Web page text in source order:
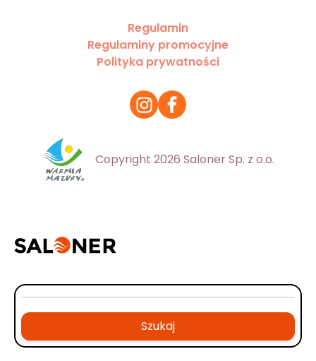
Regulamin
Regulaminy promocyjne
Polityka prywatności
Copyright 2026 Saloner Sp. z o.o.
Szukaj